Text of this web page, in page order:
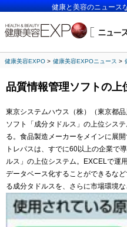
健康と美容のニュース
健康美容EXPO 健康美容EXPOニュース
品質情報管理ソフトの上
東京システムハウス（株）（東京都
ソフト「成分タドルス」の上位シス
る。食品製造メーカーをメインに展開
トレパスは、すでに60以上の企業で
ルス」の上位システム。EXCELで運
データベース化することができるな
る成分タドルスを、さらに市場環境な